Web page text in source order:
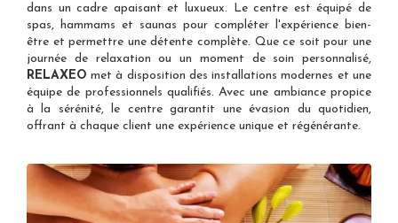
dans un cadre apaisant et luxueux. Le centre est équipé de
spas, hammams et saunas pour compléter l'expérience bien-
être et permettre une détente complète. Que ce soit pour une
journée de relaxation ou un moment de soin personnalisé,
RELAXEO met à disposition des installations modernes et une
équipe de professionnels qualifiés. Avec une ambiance propice
à la sérénité, le centre garantit une évasion du quotidien,
offrant à chaque client une expérience unique et régénérante.